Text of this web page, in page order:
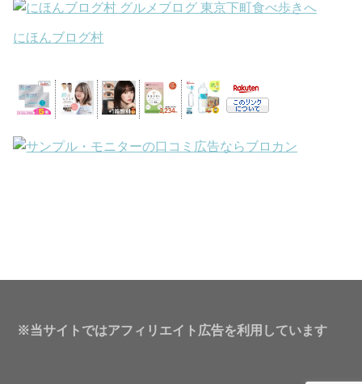
にほんブログ村
※当サイトではアフィリエイト広告を利用しています